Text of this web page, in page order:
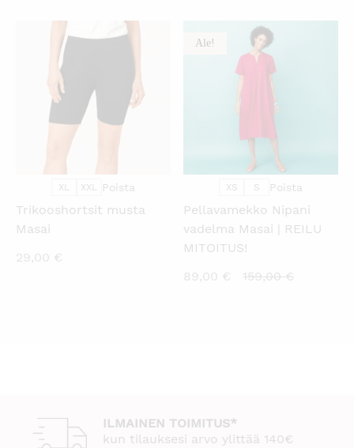
89,00 €.119,00 €.
KATSO PIKANÄKYMÄ
XL XXL Poista
Trikooshortsit musta
Masai
29,00 €
Ale! KATSO PIKANÄKYMÄ
XS S Poista
Pellavamekko Nipani
vadelma Masai | REILU
MITOITUS!
89,00 €
Nykyinen
159,00€
ILMAINEN TOIMITUS*
kun tilauksesi arvo ylittää 140€